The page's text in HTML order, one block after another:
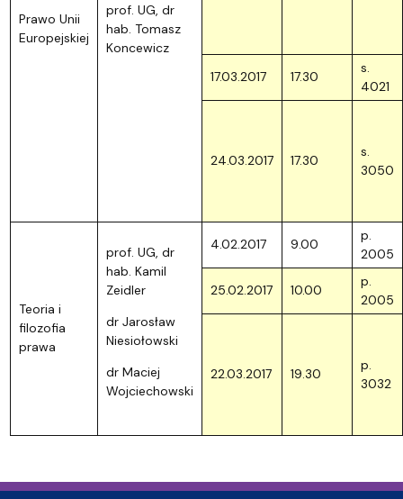
Prawo Unii
Europejskiej
prof. UG, dr
hab. Tomasz
Koncewicz
17.03.2017 17.30
s.
4021
24.03.2017 17.30
s.
3050
Teoria i
filozofia
prawa
prof. UG, dr
hab. Kamil
Zeidler
dr Jarosław
Niesiołowski
dr Maciej
Wojciechowski
4.02.2017 9.00
p.
2005
25.02.2017 10.00
p.
2005
22.03.2017 19.30
p.
3032